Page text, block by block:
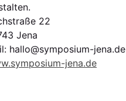
22
Jena
hallo@symposium-jena.de
jena.de